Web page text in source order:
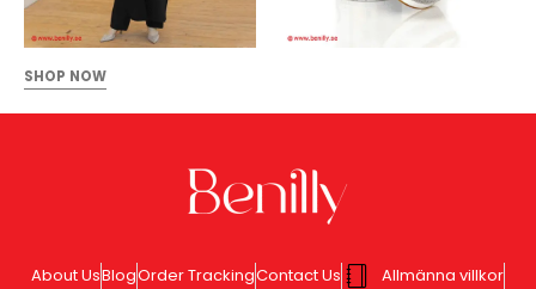
SHOP NOW
About UsBlogOrder TrackingContact Us Allmänna villkor